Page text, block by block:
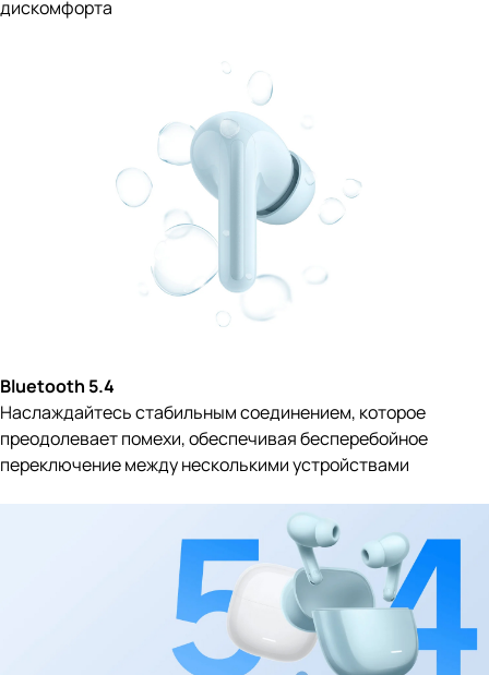
дискомфорта
Bluetooth 5.4
Наслаждайтесь стабильным соединением, которое
преодолевает помехи, обеспечивая бесперебойное
переключение между несколькими устройствами